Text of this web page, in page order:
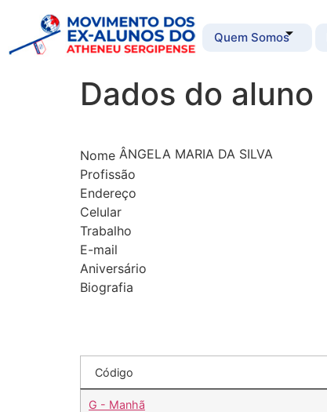
Quem Somos
Dados do aluno
Nome ÂNGELA MARIA DA SILVA
Profissão
Endereço
Celular
Trabalho
E-mail
Aniversário
Biografia
Código
G - Manhã